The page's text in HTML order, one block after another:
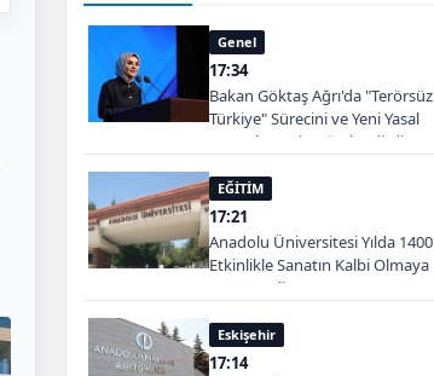
Genel
17:34
Bakan Göktaş Ağrı'da "Terörsüz
Türkiye" Sürecini ve Yeni Yasal
Düzenlemeyi Değerlendirdi
EĞİTİM
17:21
Anadolu Üniversitesi Yılda 1400
Etkinlikle Sanatın Kalbi Olmaya
Devam Ediyor
Eskişehir
17:14